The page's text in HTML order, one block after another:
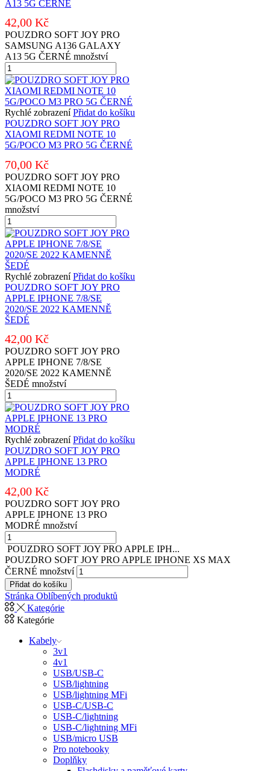
A13 5G ČERNÉ
42,00 Kč
POUZDRO SOFT JOY PRO
SAMSUNG A136 GALAXY
A13 5G ČERNÉ množství
Rychlé zobrazení Přidat do košíku
POUZDRO SOFT JOY PRO
XIAOMI REDMI NOTE 10
5G/POCO M3 PRO 5G ČERNÉ
70,00 Kč
POUZDRO SOFT JOY PRO
XIAOMI REDMI NOTE 10
5G/POCO M3 PRO 5G ČERNÉ
množství
Rychlé zobrazení Přidat do košíku
POUZDRO SOFT JOY PRO
APPLE IPHONE 7/8/SE
2020/SE 2022 KAMENNĚ
ŠEDÉ
42,00 Kč
POUZDRO SOFT JOY PRO
APPLE IPHONE 7/8/SE
2020/SE 2022 KAMENNĚ
ŠEDÉ množství
Rychlé zobrazení Přidat do košíku
POUZDRO SOFT JOY PRO
APPLE IPHONE 13 PRO
MODRÉ
42,00 Kč
POUZDRO SOFT JOY PRO
APPLE IPHONE 13 PRO
MODRÉ množství
POUZDRO SOFT JOY PRO APPLE IPH...
POUZDRO SOFT JOY PRO APPLE IPHONE XS MAX
ČERNÉ množství
Přidat do košíku
Stránka Oblíbených produktů
Kategórie
Kategórie
Kabely
3v1
4v1
USB/USB-C
USB/lightning
USB/lightning MFi
USB-C/USB-C
USB-C/lightning
USB-C/lightning MFi
USB/micro USB
Pro notebooky
Doplňky